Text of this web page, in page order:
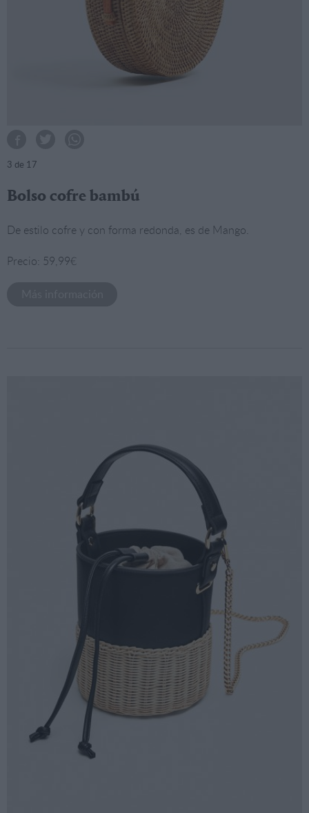
3 de 17
Bolso cofre bambú
De estilo cofre y con forma redonda, es de Mango.
Precio: 59,99€